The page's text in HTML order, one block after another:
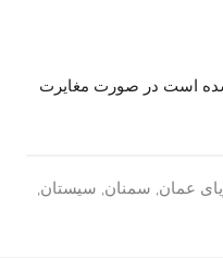
است در صورت مغایرت
عمان, سمنان, سیستان,